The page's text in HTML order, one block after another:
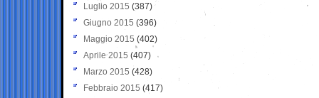
Luglio 2015 (387)
Giugno 2015 (396)
Maggio 2015 (402)
Aprile 2015 (407)
Marzo 2015 (428)
Febbraio 2015 (417)